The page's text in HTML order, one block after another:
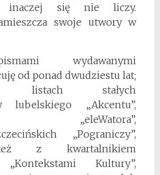
się nie liczy.
swoje utwory w
wydawanymi
od ponad dwudziestu lat;
stałych
lubelskiego „Akcentu”,
„eleWatora”,
„Pograniczy”,
też z kwartalnikiem
Kultury”,